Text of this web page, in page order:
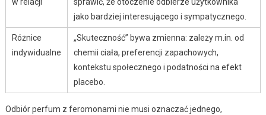
jako bardziej interesującego i sympatycznego.
Różnice
indywidualne
„Skuteczność” bywa zmienna: zależy m.in. od
chemii ciała, preferencji zapachowych,
kontekstu społecznego i podatności na efekt
placebo.
Odbiór perfum z feromonami nie musi oznaczać jednego,